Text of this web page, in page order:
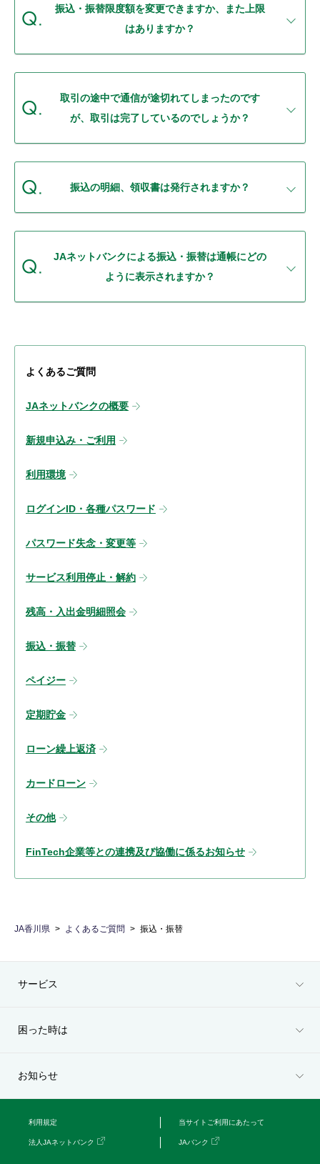
振込・振替限度額を変更できますか、また上限
はありますか？
取引の途中で通信が途切れてしまったのです
が、取引は完了しているのでしょうか？
振込の明細、領収書は発行されますか？
JAネットバンクによる振込・振替は通帳にどの
ように表示されますか？
よくあるご質問
JAネットバンクの概要
新規申込み・ご利用
利用環境
ログインID・各種パスワード
パスワード失念・変更等
サービス利用停止・解約
残高・入出金明細照会
振込・振替
ペイジー
定期貯金
ローン繰上返済
カードローン
その他
FinTech企業等との連携及び協働に係るお知らせ
JA香川県 よくあるご質問 振込・振替
サービス
困った時は
お知らせ
利用規定 当サイトご利用にあたって
法人JAネットバンク JAバンク